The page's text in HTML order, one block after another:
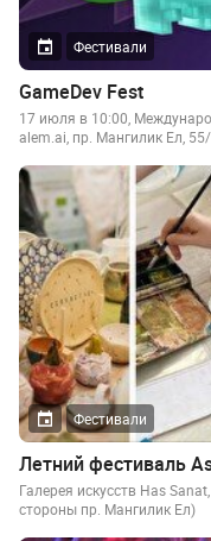
Фестивали
GameDev Fest
17 июля в 10:00,
alem.ai, пр. Мангилик Ел,
Фестивали
Летний фестиваль
Галерея искусств Has
стороны пр. Мангилик Ел)